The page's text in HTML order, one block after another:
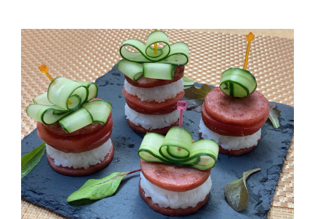
View
Larger
Image